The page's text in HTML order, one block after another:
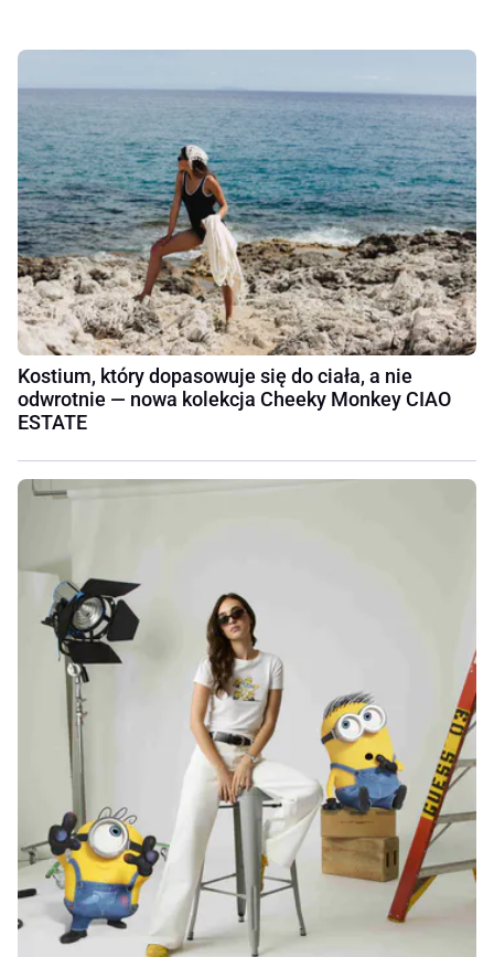
Kostium, który dopasowuje się do ciała, a nie
odwrotnie — nowa kolekcja Cheeky Monkey CIAO
ESTATE